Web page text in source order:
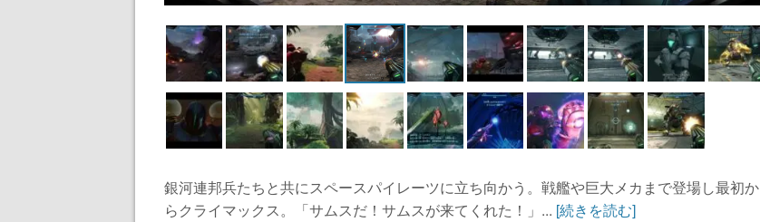
銀河連邦兵たちと共にスペースパイレーツに立ち向かう。戦艦や巨大メカまで登場し最初か
らクライマックス。「サムスだ！サムスが来てくれた！」... [続きを読む]